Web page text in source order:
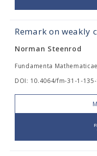
Remark on weakly
Norman Steenrod
Fundamenta
DOI: 10.4064/fm-31-1-